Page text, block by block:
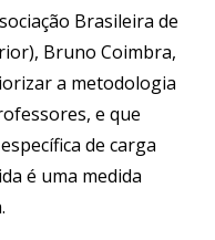
Brasileira de
Bruno Coimbra,
a metodologia
e que
de carga
é uma medida